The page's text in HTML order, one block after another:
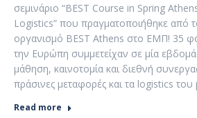
σεμινάριο “BEST Course in Spring
Logistics” που πραγματοποιήθηκε από
οργανισμό BEST Athens στο ΕΜΠ! 35
την Ευρώπη συμμετείχαν σε μία
μάθηση, καινοτομία και διεθνή
πράσινες μεταφορές και τα logistics
Read more